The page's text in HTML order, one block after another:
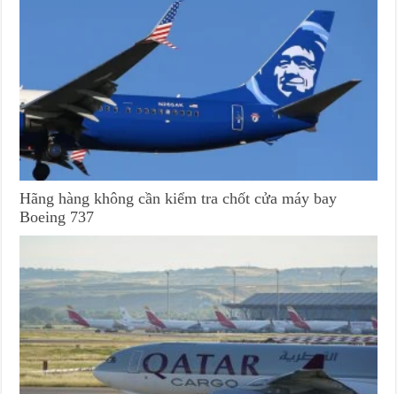
Hãng hàng không cần kiểm tra chốt cửa máy bay
Boeing 737